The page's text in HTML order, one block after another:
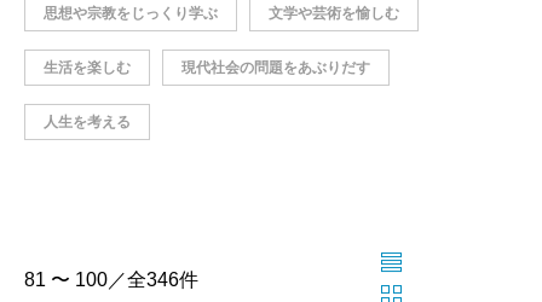
思想や宗教をじっくり学ぶ 文学や芸術を愉しむ
生活を楽しむ 現代社会の問題をあぶりだす
人生を考える
81 〜 100／全346件